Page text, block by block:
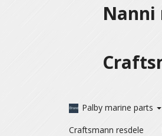
Nanni
Palby marine parts
Craftsmann resdele